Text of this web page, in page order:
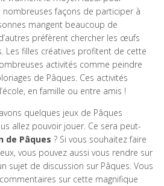
nombreuses façons de participer à
mangent beaucoup de
préfèrent chercher les œufs
Les filles créatives profitent de cette
activités comme peindre
de Pâques. Ces activités
en famille ou entre amis !
quelques jeux de Pâques
allez pouvoir jouer. Ce sera peut-
de Pâques ? Si vous souhaitez faire
vous pouvez aussi vous rendre sur
sujet de discussion sur Pâques. Vous
sur cette magnifique